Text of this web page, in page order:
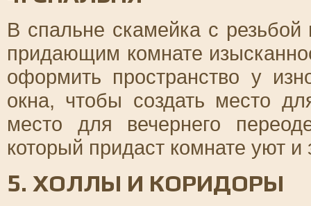
В спальне скамейка с
придающим комнате
оформить пространство у
окна, чтобы создать место
место для вечернего
который придаст комнате уют и
5. ХОЛЛЫ И КОРИДОРЫ